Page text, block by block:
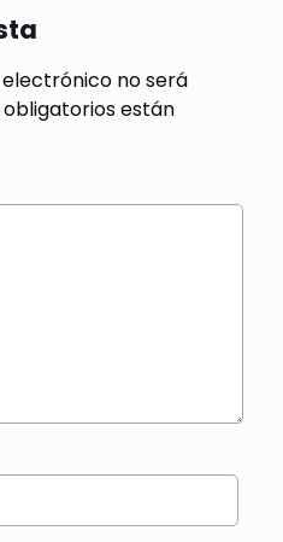
no será
obligatorios están